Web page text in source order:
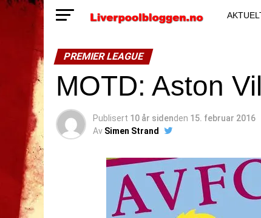
PREMIER LEAGUE
MOTD: Aston
Publisert 10 år sidenden 15. februar 2016
Av Simen Strand